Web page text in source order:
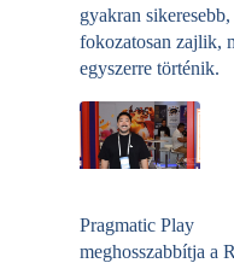
gyakran sikeresebb,
fokozatosan zajlik,
egyszerre történik.
Pragmatic Play
meghosszabbítja a